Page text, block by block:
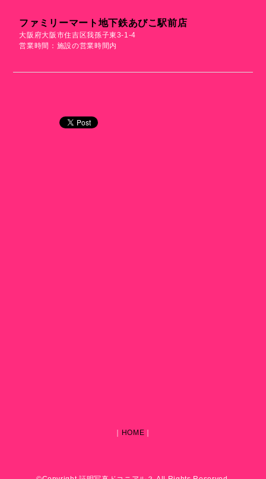
ファミリーマート地下鉄あびこ駅前店
大阪府大阪市住吉区我孫子東3-1-4
営業時間：施設の営業時間内
HOME